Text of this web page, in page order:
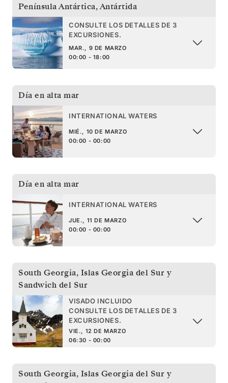
Península Antártica,Antártida
CONSULTE LOS DETALLES DE 3
EXCURSIONES.
MAR., 9 DE MARZO
00:00 - 18:00
Día en alta mar
INTERNATIONAL WATERS
MIÉ., 10 DE MARZO
00:00 - 00:00
Día en alta mar
INTERNATIONAL WATERS
JUE., 11 DE MARZO
00:00 - 00:00
South Georgia, Islas Georgia del Sur y
Sandwich del Sur
VISADO INCLUIDO
CONSULTE LOS DETALLES DE 3
EXCURSIONES.
VIE., 12 DE MARZO
06:30 - 00:00
South Georgia, Islas Georgia del Sur y